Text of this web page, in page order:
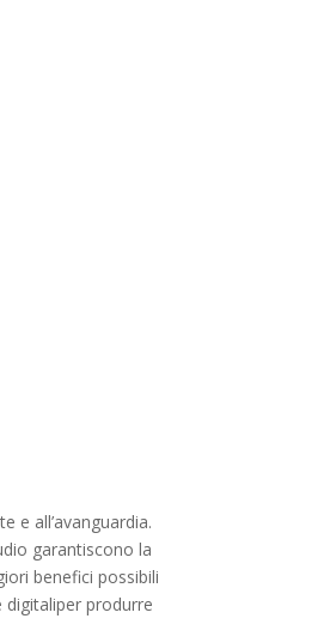
e all’avanguardia.
garantiscono la
benefici possibili
produrre